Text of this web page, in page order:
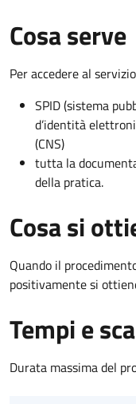
Cosa serve
Per accedere al
SPID (sistema
d’identità
(CNS)
tutta la
della pratica.
Cosa si
Quando il
positivamente si
Tempi e
Durata massima del